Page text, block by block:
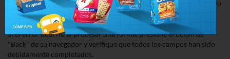
Detalle del Error: El producto que buscas está suspendido o ha sido
descontinuado.
Si el error ocurrió al procesar una forma, presione el botón de
"Back" de su navegador y verifique que todos los campos han sido
debidamente completados.